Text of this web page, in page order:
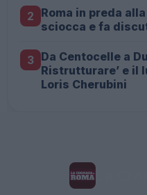
2 Roma in preda
sciocca e fa
3 Da Centocelle a
Ristrutturare’ e il
Loris Cherubini